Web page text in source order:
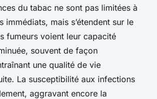
du tabac ne sont pas limitées à
immédiats, mais s’étendent sur le
fumeurs voient leur capacité
souvent de façon
une qualité de vie
La susceptibilité aux infections
aggravant encore la